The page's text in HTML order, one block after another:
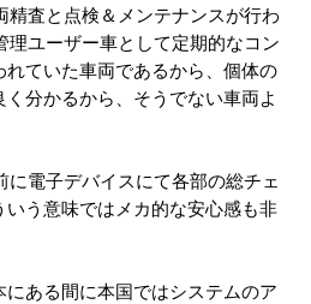
査と点検＆メンテナンスが行わ
ユーザー車として定期的なコン
ていた車両であるから、個体の
分かるから、そうでない車両よ
電子デバイスにて各部の総チェ
う意味ではメカ的な安心感も非
ある間に本国ではシステムのア